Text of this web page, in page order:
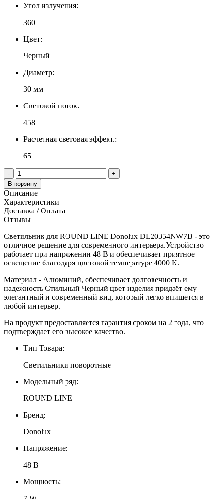
Угол излучения:
360
Цвет:
Черный
Диаметр:
30 мм
Световой поток:
458
Расчетная световая эффект.:
65
-
+
В корзину
Описание
Характеристики
Доставка / Оплата
Отзывы
Светильник для ROUND LINE Donolux DL20354NW7B - это
отличное решение для современного интерьера.Устройство
работает при напряжении 48 В и обеспечивает приятное
освещение благодаря цветовой температуре 4000 K.
Материал - Алюминий, обеспечивает долговечность и
надежность.Стильный Черный цвет изделия придаёт ему
элегантный и современный вид, который легко впишется в
любой интерьер.
На продукт предоставляется гарантия сроком на 2 года, что
подтверждает его высокое качество.
Тип Товара:
Светильники поворотные
Модельный ряд:
ROUND LINE
Бренд:
Donolux
Напряжение:
48 В
Мощность: